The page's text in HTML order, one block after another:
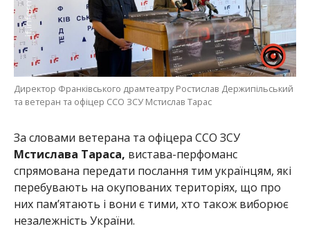
Директор Франківського драмтеатру Ростислав Держипільський
та ветеран та офіцер ССО ЗСУ Мстислав Тарас
За словами ветерана та офіцера ССО ЗСУ
Мстислава Тараса, вистава-перфоманс
спрямована передати послання тим українцям, які
перебувають на окупованих територіях, що про
них пам’ятають і вони є тими, хто також виборює
незалежність України.